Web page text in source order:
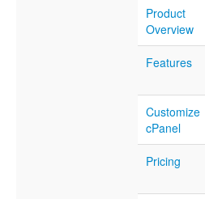
Product
Overview
Features
Customize
cPanel
Pricing